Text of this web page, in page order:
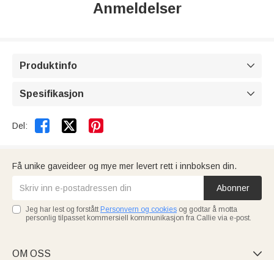
Anmeldelser
Produktinfo 
Spesifikasjon 
Del:  
Få unike gaveideer og mye mer levert rett i innboksen din.
Abonner
Jeg har lest og forstått Personvern og cookies og godtar å motta
personlig tilpasset kommersiell kommunikasjon fra Callie via e-post.
OM OSS 